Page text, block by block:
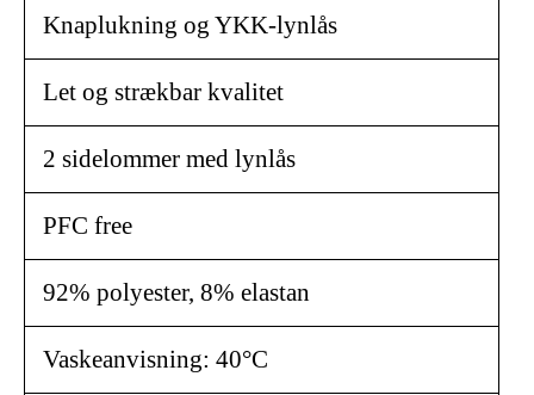
Knaplukning og YKK-lynlås
Let og strækbar kvalitet
2 sidelommer med lynlås
PFC free
92% polyester, 8% elastan
Vaskeanvisning: 40°C